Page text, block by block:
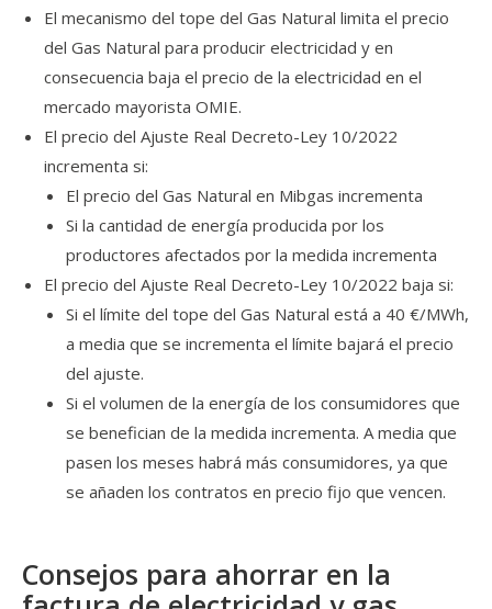
El mecanismo del tope del Gas Natural limita el precio
del Gas Natural para producir electricidad y en
consecuencia baja el precio de la electricidad en el
mercado mayorista OMIE.
El precio del Ajuste Real Decreto-Ley 10/2022
incrementa si:
El precio del Gas Natural en Mibgas incrementa
Si la cantidad de energía producida por los
productores afectados por la medida incrementa
El precio del Ajuste Real Decreto-Ley 10/2022 baja si:
Si el límite del tope del Gas Natural está a 40 €/MWh,
a media que se incrementa el límite bajará el precio
del ajuste.
Si el volumen de la energía de los consumidores que
se benefician de la medida incrementa. A media que
pasen los meses habrá más consumidores, ya que
se añaden los contratos en precio fijo que vencen.
Consejos para ahorrar en la